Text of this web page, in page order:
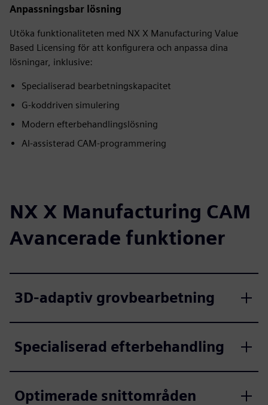
Anpassningsbar lösning
Utöka funktionaliteten med NX X Manufacturing Value
Based Licensing för att konfigurera och anpassa dina
lösningar, inklusive:
Specialiserad bearbetningskapacitet
G-koddriven simulering
Modern efterbehandlingslösning
AI-assisterad CAM-programmering
NX X Manufacturing CAM
Avancerade funktioner
3D-adaptiv grovbearbetning
Specialiserad efterbehandling
Optimerade snittområden